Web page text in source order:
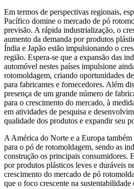
Em termos de perspectivas regionais,
Pacífico domine o mercado de pó
previsão. A rápida industrialização, o
aumento da demanda por produtos
Índia e Japão estão impulsionando o
região. Espera-se que a expansão das
automóvel nestes países impulsione
rotomoldagem, criando oportunidades
para fabricantes e fornecedores. Além
presença de um grande número de
para o crescimento do mercado, à
em atividades de pesquisa e
qualidade dos produtos e expandir seu
A América do Norte e a Europa também
para o pó de rotomoldagem, sendo as
construção os principais consumidores.
por produtos plásticos leves e duráveis
crescimento do mercado de pó
que o foco crescente na sustentabilidade